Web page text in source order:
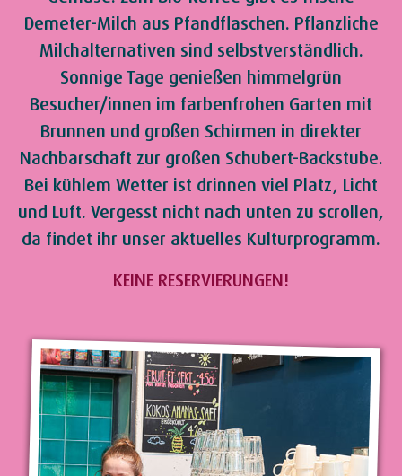
Demeter-Milch aus Pfandflaschen. Pflanzliche
Milchalternativen sind selbstverständlich.
Sonnige Tage genießen himmelgrün
Besucher/innen im farbenfrohen Garten mit
Brunnen und großen Schirmen in direkter
Nachbarschaft zur großen Schubert-Backstube.
Bei kühlem Wetter ist drinnen viel Platz, Licht
und Luft. Vergesst nicht nach unten zu scrollen,
da findet ihr unser aktuelles Kulturprogramm.
KEINE RESERVIERUNGEN!